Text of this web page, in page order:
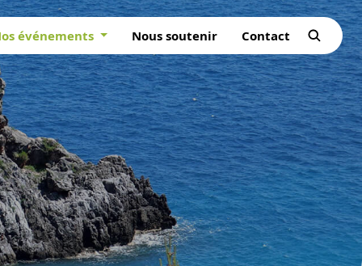
événements Nous soutenir Contact